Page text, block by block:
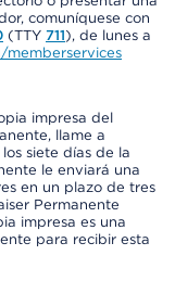
comuníquese con
(TTY 711), de lunes a
memberservices
impresa del
llame a
los siete días de la
le enviará una
en un plazo de tres
Permanente
impresa es una
para recibir esta